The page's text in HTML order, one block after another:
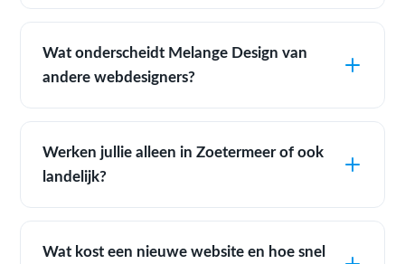
Wat onderscheidt Melange Design van
andere webdesigners?
Werken jullie alleen in Zoetermeer of ook
landelijk?
Wat kost een nieuwe website en hoe snel